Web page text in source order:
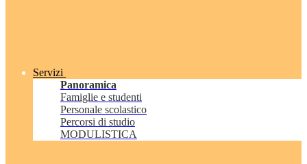
Servizi
Panoramica
Famiglie e studenti
Personale scolastico
Percorsi di studio
MODULISTICA